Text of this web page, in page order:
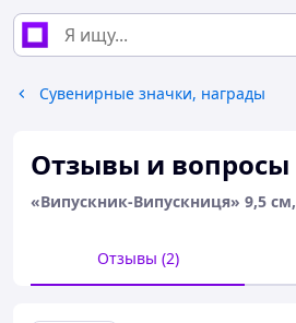
Сувенирные значки, награды
Отзывы и вопросы
«Випускник-Випускниця» 9,5
Отзывы (2)